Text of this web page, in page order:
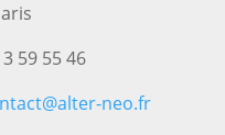
59 55 46
neo.fr